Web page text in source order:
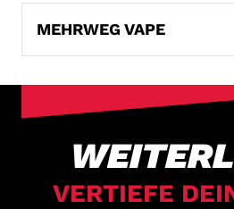
MEHRWEG VAPE
VERTIEFE